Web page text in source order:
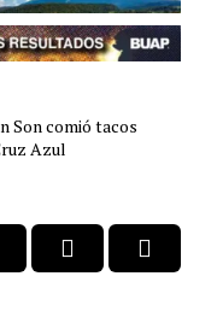
Son comió tacos
Azul